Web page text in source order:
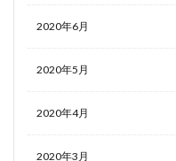
2020年6月
2020年5月
2020年4月
2020年3月